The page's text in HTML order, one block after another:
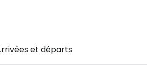
et départs